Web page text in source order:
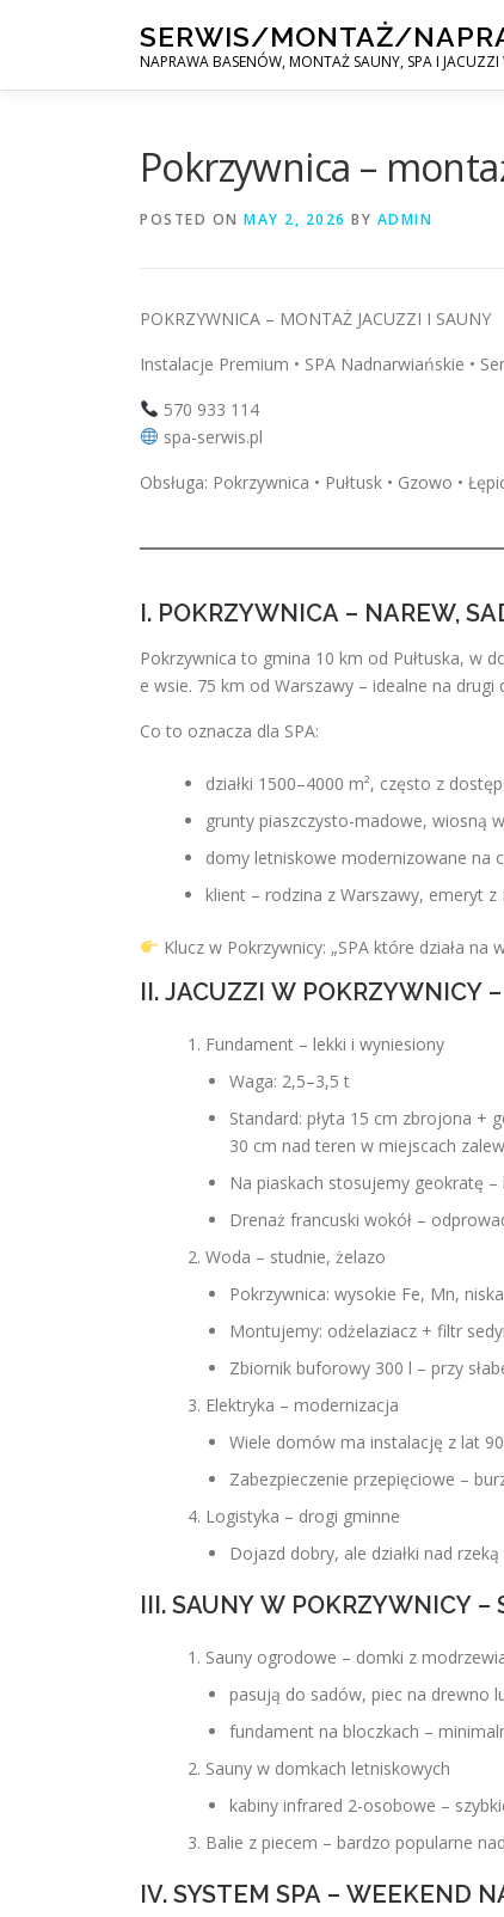
SERWIS/MONTAŻ/
NAPRAWA BASENÓW, MONTAŻ SAUNY, SPA I JACUZZI
Pokrzywnica –
POSTED ON MAY 2, 2026 BY ADMIN
POKRZYWNICA – MONTAŻ JACUZZI I SAUNY
Instalacje Premium • SPA Nadnarwiańskie •
570 933 114
spa-serwis.pl
Obsługa: Pokrzywnica • Pułtusk • Gzowo •
I. POKRZYWNICA – NAREW,
Pokrzywnica to gmina 10 km od Pułtuska, w
e wsie. 75 km od Warszawy – idealne na drugi
Co to oznacza dla SPA:
działki 1500–4000 m², często z
grunty piaszczysto-madowe, wiosną
domy letniskowe modernizowane na
klient – rodzina z Warszawy, emeryt z
Klucz w Pokrzywnicy: „SPA które działa
II. JACUZZI W POKRZYWNICY
Fundament – lekki i wyniesiony
Waga: 2,5–3,5 t
Standard: płyta 15 cm zbrojona +
30 cm nad teren w miejscach
Na piaskach stosujemy geokratę
Drenaż francuski wokół –
Woda – studnie, żelazo
Pokrzywnica: wysokie Fe, Mn,
Montujemy: odżelaziacz + filtr
Zbiornik buforowy 300 l – przy
Elektryka – modernizacja
Wiele domów ma instalację z lat
Zabezpieczenie przepięciowe –
Logistyka – drogi gminne
Dojazd dobry, ale działki nad
III. SAUNY W POKRZYWNICY
Sauny ogrodowe – domki z
pasują do sadów, piec na drewno
fundament na bloczkach –
Sauny w domkach letniskowych
kabiny infrared 2-osobowe –
Balie z piecem – bardzo popularne
IV. SYSTEM SPA – WEEKEND